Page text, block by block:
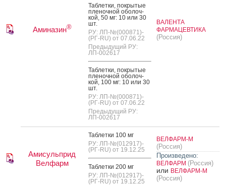
Аминазин®
Таб­летки, пок­ры­тые
пле­ноч­ной обо­лоч­
кой, 50 мг: 10 или 30
шт.
РУ: ЛП-№(000871)-
(РГ-RU) от 07.06.22
Предыдущий РУ:
ЛП-002617
Таб­летки, пок­ры­тые
пле­ноч­ной обо­лоч­
кой, 100 мг: 10 или 30
шт.
РУ: ЛП-№(000871)-
(РГ-RU) от 07.06.22
Предыдущий РУ:
ЛП-002617
ВАЛЕНТА
ФАРМАЦЕВТИКА
(Россия)
Амисульприд
Велфарм
Таб­летки 100 мг
РУ: ЛП-№(012917)-
(РГ-RU) от 19.12.25
Таб­летки 200 мг
РУ: ЛП-№(012917)-
(РГ-RU) от 19.12.25
ВЕЛФАРМ-М
(Россия)
Произведено:
ВЕЛФАРМ (Россия)
или ВЕЛФАРМ-М
(Россия)